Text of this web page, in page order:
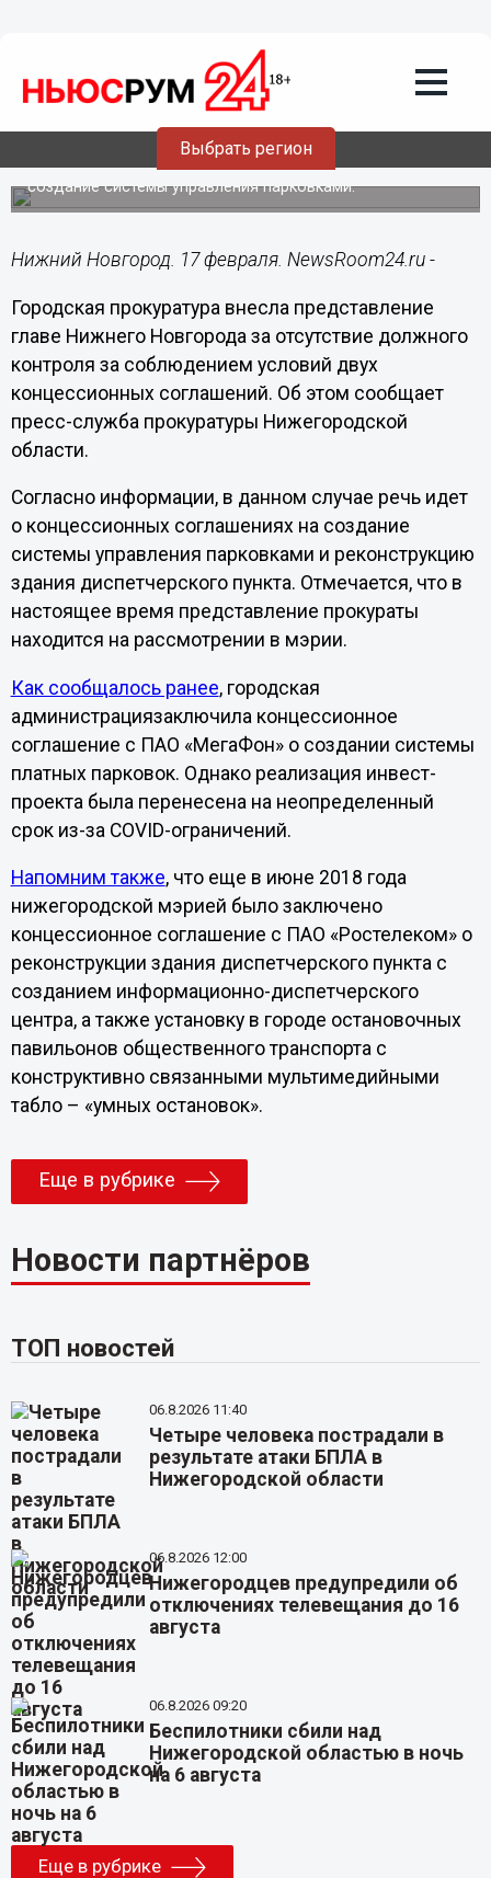
Выбрать регион
Мэр Нижнего Новгорода получил
представление за отсутствие контроля
над концессиями
Речь идет о концессионных соглашениях на
реконструкцию здания диспетчерского пункта и на
создание системы управления парковками.
Нижний Новгород. 17 февраля. NewsRoom24.ru -
Городская прокуратура внесла представление
главе Нижнего Новгорода за отсутствие должного
контроля за соблюдением условий двух
концессионных соглашений. Об этом сообщает
пресс-служба прокуратуры Нижегородской
области.
Согласно информации, в данном случае речь идет
о концессионных соглашениях на создание
системы управления парковками и реконструкцию
здания диспетчерского пункта. Отмечается, что в
настоящее время представление прокураты
находится на рассмотрении в мэрии.
Как сообщалось ранее, городская
администрациязаключила концессионное
соглашение с ПАО «МегаФон» о создании системы
платных парковок. Однако реализация инвест-
проекта была перенесена на неопределенный
срок из-за COVID-ограничений.
Напомним также, что еще в июне 2018 года
нижегородской мэрией было заключено
концессионное соглашение с ПАО «Ростелеком» о
реконструкции здания диспетчерского пункта с
созданием информационно-диспетчерского
центра, а также установку в городе остановочных
павильонов общественного транспорта с
конструктивно связанными мультимедийными
табло – «умных остановок».
Еще в рубрике
Новости партнёров
ТОП новостей
06.8.2026 11:40
Четыре человека пострадали в
результате атаки БПЛА в
Нижегородской области
06.8.2026 12:00
Нижегородцев предупредили об
отключениях телевещания до 16
августа
06.8.2026 09:20
Беспилотники сбили над
Нижегородской областью в ночь
на 6 августа
Еще в рубрике